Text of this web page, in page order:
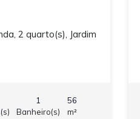
2 quarto(s), Jardim
1
Banheiro(s)
56
m²